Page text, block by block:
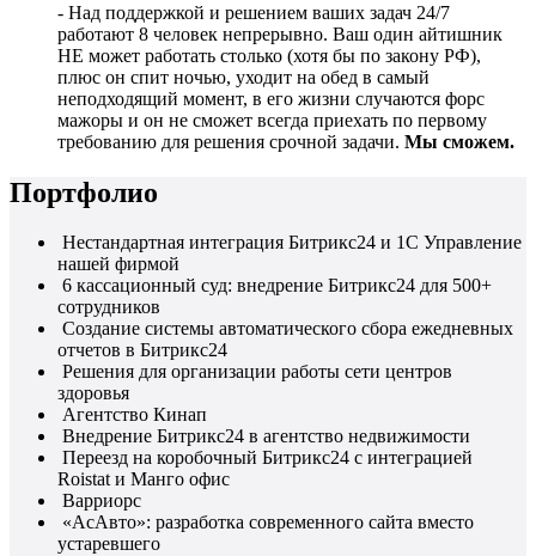
- Над поддержкой и решением ваших задач 24/7
работают 8 человек непрерывно. Ваш один айтишник
НЕ может работать столько (хотя бы по закону РФ),
плюс он спит ночью, уходит на обед в самый
неподходящий момент, в его жизни случаются форс
мажоры и он не сможет всегда приехать по первому
требованию для решения срочной задачи. Мы сможем.
Портфолио
Нестандартная интеграция Битрикс24 и 1С Управление
нашей фирмой
6 кассационный суд: внедрение Битрикс24 для 500+
сотрудников
Создание системы автоматического сбора ежедневных
отчетов в Битрикс24
Решения для организации работы сети центров
здоровья
Агентство Кинап
Внедрение Битрикс24 в агентство недвижимости
Переезд на коробочный Битрикс24 с интеграцией
Roistat и Манго офис
Варриорс
«АсАвто»: разработка современного сайта вместо
устаревшего